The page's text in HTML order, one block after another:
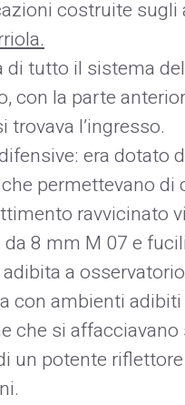
costruite sugli
.
di tutto il sistema
con la parte
l’ingresso.
era dotato
permettevano
ravvicinato
8 mm M 07 e
a
con ambienti adibiti
che si
un potente